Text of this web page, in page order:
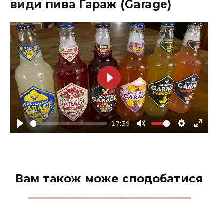
види пива Гараж (Garage)
P
y
17:39
M
S
E
P
l
a
y
Вам також може сподобатися